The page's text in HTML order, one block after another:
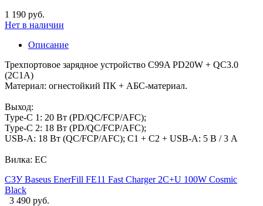
1 190 руб.
Нет в наличии
Описание
Трехпортовое зарядное устройство C99A PD20W + QC3.0
(2C1A)
Материал: огнестойкий ПК + АБС-материал.
Выход:
Type-C 1: 20 Вт (PD/QC/FCP/AFC);
Type-C 2: 18 Вт (PD/QC/FCP/AFC);
USB-A: 18 Вт (QC/FCP/AFC); С1 + С2 + USB-A: 5 В / 3 А
Вилка: ЕС
СЗУ Baseus EnerFill FE11 Fast Charger 2C+U 100W Cosmic
Black
3 490 руб.